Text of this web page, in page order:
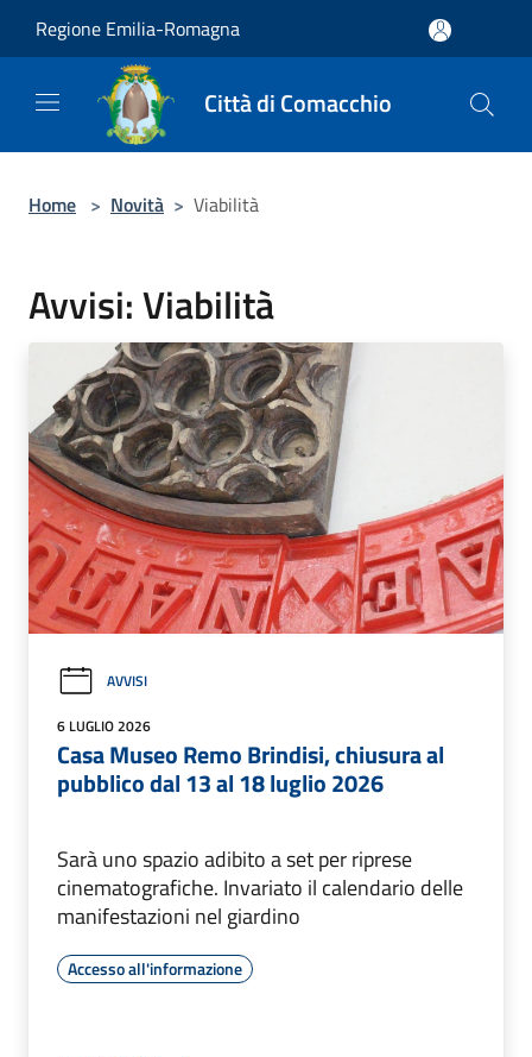
Regione Emilia-Romagna
Città di Comacchio
Home > Novità > Viabilità
Avvisi: Viabilità
AVVISI
6 LUGLIO 2026
Casa Museo Remo Brindisi, chiusura al
pubblico dal 13 al 18 luglio 2026
Sarà uno spazio adibito a set per riprese
cinematografiche. Invariato il calendario delle
manifestazioni nel giardino
Accesso all'informazione